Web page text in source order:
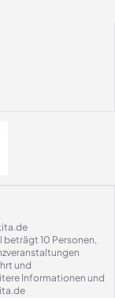
beträgt 10 Personen,
und
Informationen und